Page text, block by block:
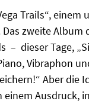
Trails“,
zweite
– dieser Tage,
Vibraphon
Aber die
einem Ausdruck,